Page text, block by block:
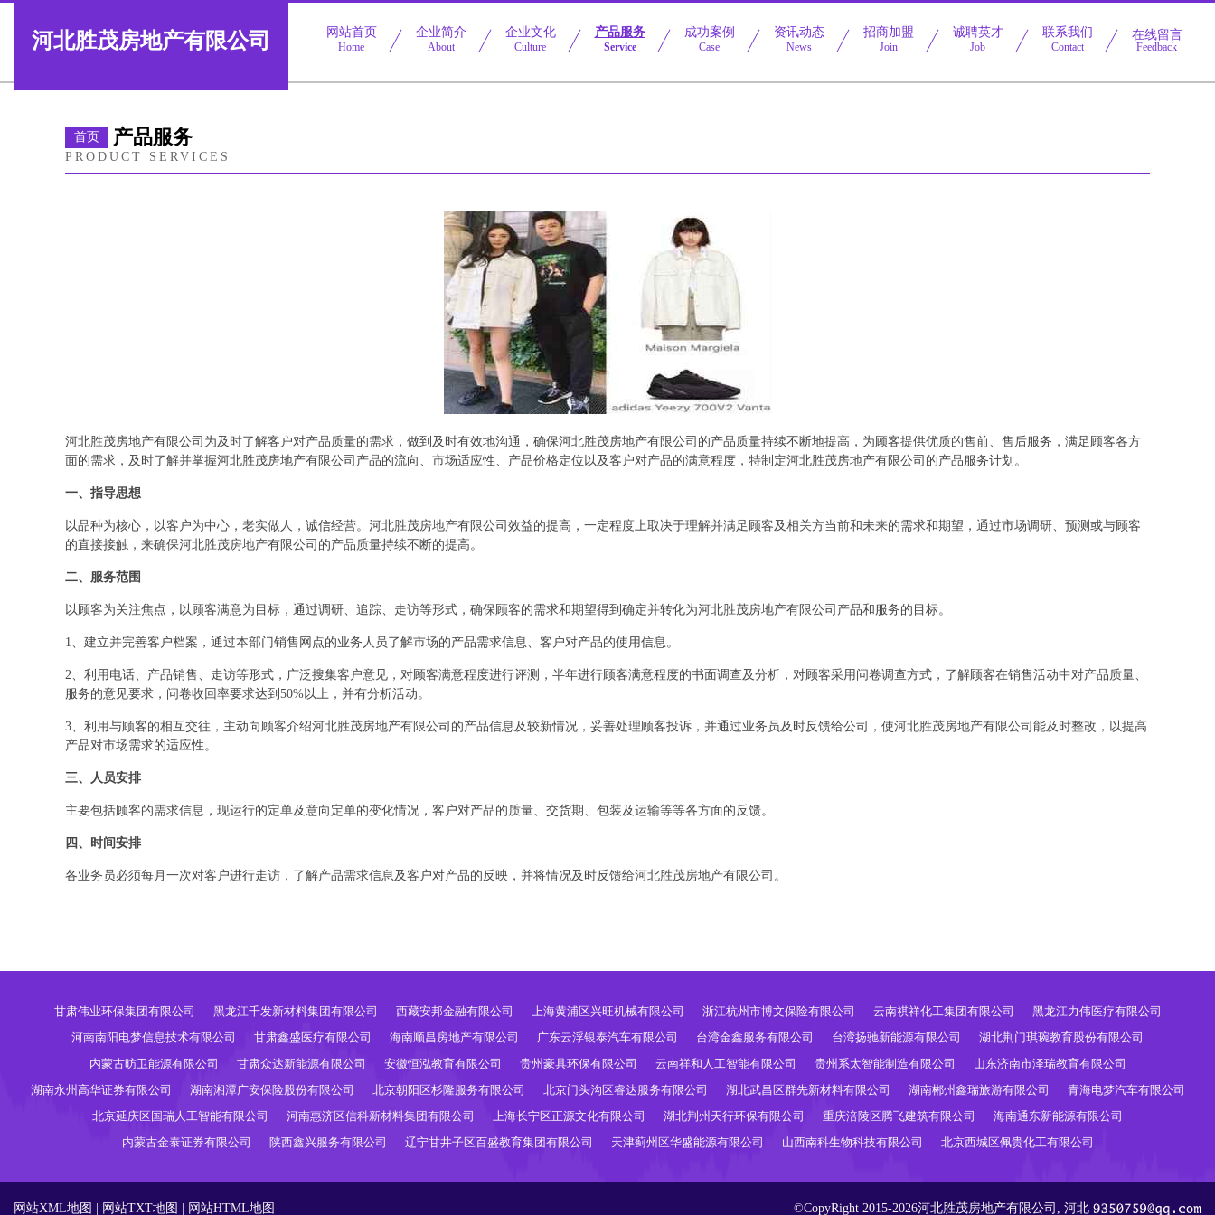
河北胜茂房地产有限公司 网站首页
Home
企业简介
About
企业文化
Culture
产品服务
Service
成功案例
Case
资讯动态
News
招商加盟
Join
诚聘英才
Job
联系我们
Contact
在线留言
Feedback
首页 产品服务
PRODUCT SERVICES
河北胜茂房地产有限公司为及时了解客户对产品质量的需求，做到及时有效地沟通，确保河北胜茂房地产有限公司的产品质量持续不断地提高，为顾客提供优质的售前、售后服务，满足顾客各方
面的需求，及时了解并掌握河北胜茂房地产有限公司产品的流向、市场适应性、产品价格定位以及客户对产品的满意程度，特制定河北胜茂房地产有限公司的产品服务计划。
一、指导思想
以品种为核心，以客户为中心，老实做人，诚信经营。河北胜茂房地产有限公司效益的提高，一定程度上取决于理解并满足顾客及相关方当前和未来的需求和期望，通过市场调研、预测或与顾客
的直接接触，来确保河北胜茂房地产有限公司的产品质量持续不断的提高。
二、服务范围
以顾客为关注焦点，以顾客满意为目标，通过调研、追踪、走访等形式，确保顾客的需求和期望得到确定并转化为河北胜茂房地产有限公司产品和服务的目标。
1、建立并完善客户档案，通过本部门销售网点的业务人员了解市场的产品需求信息、客户对产品的使用信息。
2、利用电话、产品销售、走访等形式，广泛搜集客户意见，对顾客满意程度进行评测，半年进行顾客满意程度的书面调查及分析，对顾客采用问卷调查方式，了解顾客在销售活动中对产品质量、
服务的意见要求，问卷收回率要求达到50%以上，并有分析活动。
3、利用与顾客的相互交往，主动向顾客介绍河北胜茂房地产有限公司的产品信息及较新情况，妥善处理顾客投诉，并通过业务员及时反馈给公司，使河北胜茂房地产有限公司能及时整改，以提高
产品对市场需求的适应性。
三、人员安排
主要包括顾客的需求信息，现运行的定单及意向定单的变化情况，客户对产品的质量、交货期、包装及运输等等各方面的反馈。
四、时间安排
各业务员必须每月一次对客户进行走访，了解产品需求信息及客户对产品的反映，并将情况及时反馈给河北胜茂房地产有限公司。
甘肃伟业环保集团有限公司 黑龙江千发新材料集团有限公司 西藏安邦金融有限公司 上海黄浦区兴旺机械有限公司 浙江杭州市博文保险有限公司 云南祺祥化工集团有限公司
黑龙江力伟医疗有限公司
河南南阳电梦信息技术有限公司
甘肃鑫盛医疗有限公司 海南顺昌房地产有限公司 广东云浮银泰汽车有限公司 台湾金鑫服务有限公司 台湾扬驰新能源有限公司
湖北荆门琪琬教育股份有限公司
内蒙古昉卫能源有限公司
甘肃众达新能源有限公司 安徽恒泓教育有限公司 贵州豪具环保有限公司 云南祥和人工智能有限公司 贵州系太智能制造有限公司
山东济南市泽瑞教育有限公司
湖南永州高华证券有限公司
湖南湘潭广安保险股份有限公司 北京朝阳区杉隆服务有限公司 北京门头沟区睿达服务有限公司 湖北武昌区群先新材料有限公司 湖南郴州鑫瑞旅游有限公司
青海电梦汽车有限公司
北京延庆区国瑞人工智能有限公司
河南惠济区信科新材料集团有限公司 上海长宁区正源文化有限公司 湖北荆州天行环保有限公司 重庆涪陵区腾飞建筑有限公司
海南通东新能源有限公司
内蒙古金泰证券有限公司
陕西鑫兴服务有限公司 辽宁甘井子区百盛教育集团有限公司 天津蓟州区华盛能源有限公司 山西南科生物科技有限公司 北京西城区佩贵化工有限公司
网站XML地图 网站TXT地图 网站HTML地图 ©CopyRight 2015-2026河北胜茂房地产有限公司, 河北